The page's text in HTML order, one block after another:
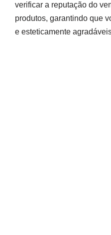
verificar a reputação do
produtos, garantindo que
e esteticamente